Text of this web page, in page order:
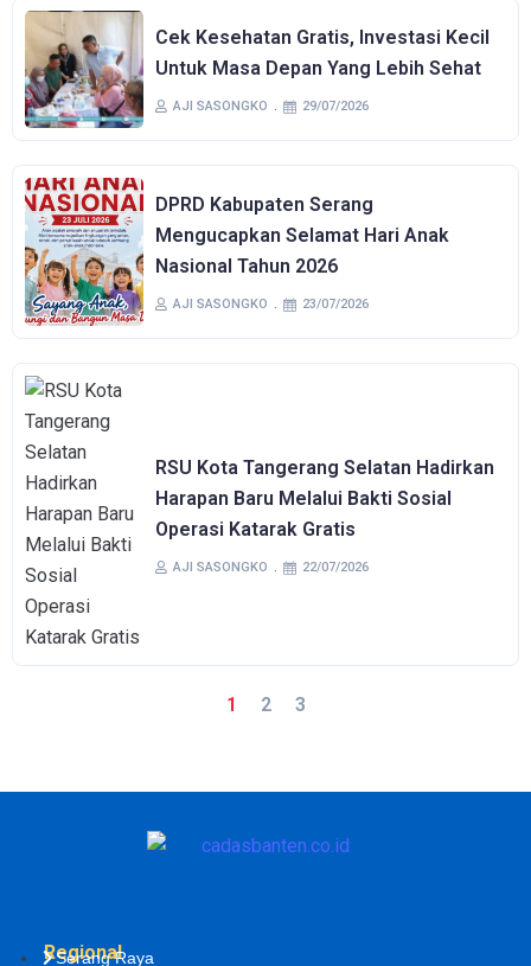
Cek Kesehatan Gratis, Investasi Kecil
Untuk Masa Depan Yang Lebih Sehat
AJI SASONGKO 29/07/2026
DPRD Kabupaten Serang
Mengucapkan Selamat Hari Anak
Nasional Tahun 2026
AJI SASONGKO 23/07/2026
RSU Kota Tangerang Selatan Hadirkan
Harapan Baru Melalui Bakti Sosial
Operasi Katarak Gratis
AJI SASONGKO 22/07/2026
1 2 3
Regional
Serang Raya